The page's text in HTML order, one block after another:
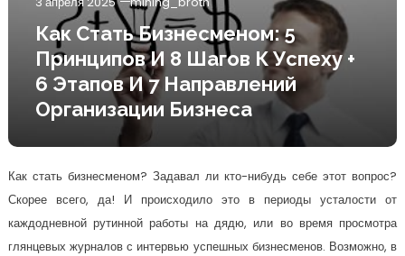
Как Стать Бизнесменом: 5
Принципов И 8 Шагов К Успеху +
6 Этапов И 7 Направлений
Организации Бизнеса
Как стать бизнесменом? Задавал ли кто-нибудь себе этот вопрос?
Скорее всего, да! И происходило это в периоды усталости от
каждодневной рутинной работы на дядю, или во время просмотра
глянцевых журналов с интервью успешных бизнесменов. Возможно, в